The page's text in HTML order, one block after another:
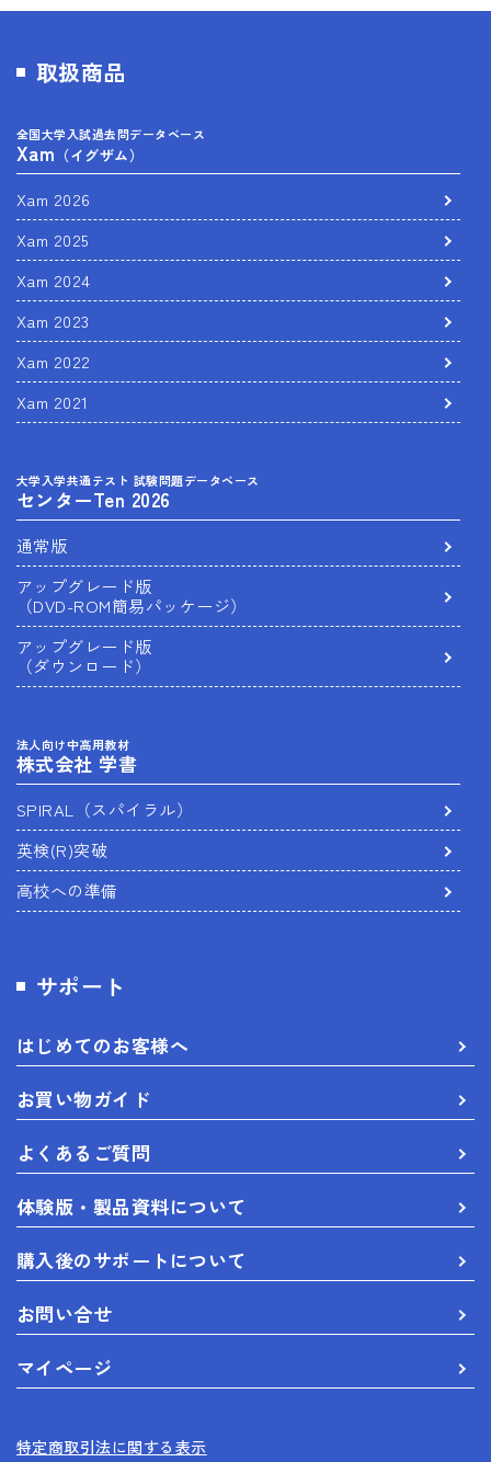
取扱商品
全国大学入試過去問データベース
Xam （イグザム）
Xam 2026
Xam 2025
Xam 2024
Xam 2023
Xam 2022
Xam 2021
大学入学共通テスト 試験問題データベース
センターTen 2026
通常版
アップグレード版
（DVD-ROM簡易パッケージ）
アップグレード版
（ダウンロード）
法人向け中高用教材
株式会社 学書
SPIRAL（スパイラル）
英検(R)突破
高校への準備
サポート
はじめてのお客様へ
お買い物ガイド
よくあるご質問
体験版・製品資料について
購入後のサポートについて
お問い合せ
マイページ
特定商取引法に関する表示